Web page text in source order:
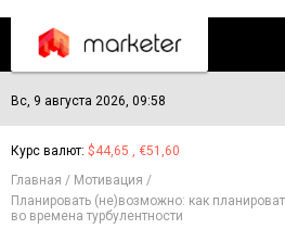
Вс, 9 августа 2026, 09:58
Курс валют: $44,65 , €51,60
Главная
Мотивация
Планировать (не)возможно: как
во времена турбулентности